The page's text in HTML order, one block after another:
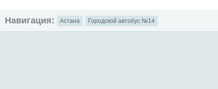
Навигация: Астана Городской автобус №14